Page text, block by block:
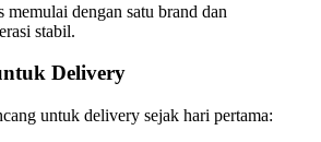
memulai dengan satu brand dan
stabil.
Delivery
untuk delivery sejak hari pertama: